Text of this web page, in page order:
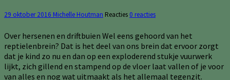
29 oktober 2016 Michelle Houtman Reacties 0 reacties
Over hersenen en driftbuien Wel eens gehoord van het
reptielenbrein? Dat is het deel van ons brein dat ervoor zorgt
dat je kind zo nu en dan op een exploderend stukje vuurwerk
lijkt, zich gillend en stampend op de vloer laat vallen of je voor
van alles en nog wat uitmaakt als het allemaal tegenzit.